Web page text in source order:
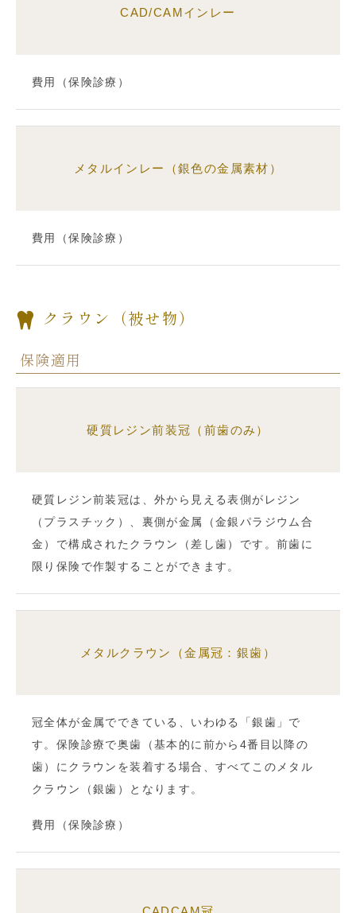
CAD/CAMインレー
費用（保険診療）
メタルインレー（銀色の金属素材）
費用（保険診療）
クラウン（被せ物）
保険適用
硬質レジン前装冠（前歯のみ）
硬質レジン前装冠は、外から見える表側がレジン
（プラスチック）、裏側が金属（金銀パラジウム合
金）で構成されたクラウン（差し歯）です。前歯に
限り保険で作製することができます。
メタルクラウン（金属冠：銀歯）
冠全体が金属でできている、いわゆる「銀歯」で
す。保険診療で奥歯（基本的に前から4番目以降の
歯）にクラウンを装着する場合、すべてこのメタル
クラウン（銀歯）となります。
費用（保険診療）